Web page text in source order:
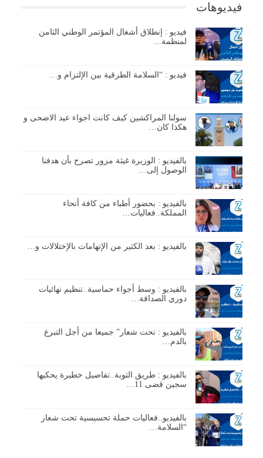
فيديوهات
فيديو : إنطلاق أشغال المؤتمر الوطني الثامن
لمنظمة…
فيديو : “السلامة الطرقية بين الإلتزام و…
سولنا المراكشين كيف كانت اجواء عيد الاضحى و
هكذا كان…
بالفيديو : الوزيرة غيثة مزور تصرح بأن هدفنا
الوصول إلى…
بالفيديو : بحضور أطباء من كافة أنحاء
المملكة..فعاليات…
بالفيديو : بعد الكثير من الإتهامات بالإختلالات و…
بالفيديو : وسط أجواء حماسية..تنظيم نهائيات
دوري الصداقة…
بالفيديو : تحت شعار” جميعا من أجل التبرع
بالدم…
بالفيديو : طريق التوبة..تفاصيل خطيرة يحكيها
سجين قضى 11…
بالفيديو..فعاليات حملة تحسيسية تحت شعار
“السلامة…